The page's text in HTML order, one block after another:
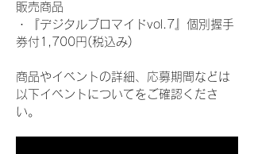
販売商品
・『デジタルブロマイドvol.7』個別握手
券付1,700円(税込み)
商品やイベントの詳細、応募期間などは
以下イベントについてをご確認くださ
い。